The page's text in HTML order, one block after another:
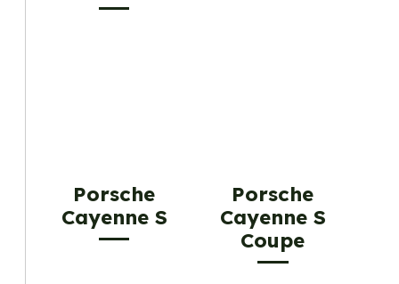
Porsche
Cayenne S
Porsche
Cayenne S
Coupe